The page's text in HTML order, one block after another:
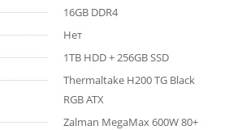
16GB DDR4
Нет
1TB HDD + 256GB SSD
Thermaltake H200 TG Black
RGB ATX
Zalman MegaMax 600W 80+